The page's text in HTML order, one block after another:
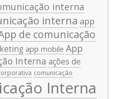
interna
interna app
de comunicação
app mobile App
Interna ações de
comunicação
Interna